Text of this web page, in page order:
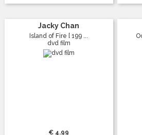
Jacky Chan
Island of Fire [ 199 ...
dvd film
€ 4.99